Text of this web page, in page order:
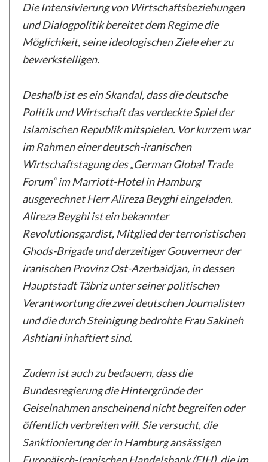
Die Intensivierung von Wirtschaftsbeziehungen
und Dialogpolitik bereitet dem Regime die
Möglichkeit, seine ideologischen Ziele eher zu
bewerkstelligen.
Deshalb ist es ein Skandal, dass die deutsche
Politik und Wirtschaft das verdeckte Spiel der
Islamischen Republik mitspielen. Vor kurzem war
im Rahmen einer deutsch-iranischen
Wirtschaftstagung des „German Global Trade
Forum“ im Marriott-Hotel in Hamburg
ausgerechnet Herr Alireza Beyghi eingeladen.
Alireza Beyghi ist ein bekannter
Revolutionsgardist, Mitglied der terroristischen
Ghods-Brigade und derzeitiger Gouverneur der
iranischen Provinz Ost-Azerbaidjan, in dessen
Hauptstadt Täbriz unter seiner politischen
Verantwortung die zwei deutschen Journalisten
und die durch Steinigung bedrohte Frau Sakineh
Ashtiani inhaftiert sind.
Zudem ist auch zu bedauern, dass die
Bundesregierung die Hintergründe der
Geiselnahmen anscheinend nicht begreifen oder
öffentlich verbreiten will. Sie versucht, die
Sanktionierung der in Hamburg ansässigen